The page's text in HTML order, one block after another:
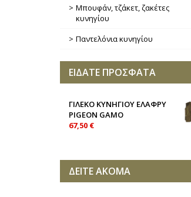
Μπουφάν, τζάκετ, ζακέτες
κυνηγίου
Παντελόνια κυνηγίου
ΕΙΔΑΤΕ ΠΡΟΣΦΑΤΑ
ΓΙΛΕΚΟ ΚΥΝΗΓΙΟΥ ΕΛΑΦΡΥ
PIGEON GAMO
67,50 €
ΔΕΙΤΕ ΑΚΟΜΑ